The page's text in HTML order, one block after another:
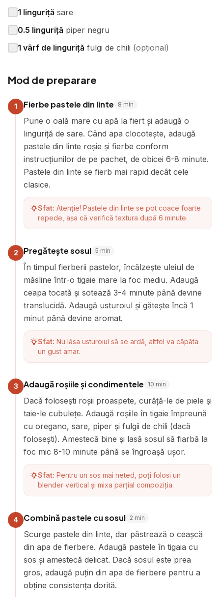
1 linguriță sare
0.5 linguriță piper negru
1 vârf de linguriță fulgi de chili (opțional)
Mod de preparare
1 Fierbe pastele din linte 8 min
Pune o oală mare cu apă la fiert și adaugă o
linguriță de sare. Când apa clocotește, adaugă
pastele din linte roșie și fierbe conform
instrucțiunilor de pe pachet, de obicei 6-8 minute.
Pastele din linte se fierb mai rapid decât cele
clasice.
Sfat: Atenție! Pastele din linte se pot coace foarte
repede, așa că verifică textura după 6 minute.
2 Pregătește sosul 5 min
În timpul fierberii pastelor, încălzește uleiul de
măsline într-o tigaie mare la foc mediu. Adaugă
ceapa tocată și sotează 3-4 minute până devine
translucidă. Adaugă usturoiul și gătește încă 1
minut până devine aromat.
Sfat: Nu lăsa usturoiul să se ardă, altfel va căpăta
un gust amar.
3 Adaugă roșiile și condimentele 10 min
Dacă folosești roșii proaspete, curăță-le de piele și
taie-le cubulețe. Adaugă roșiile în tigaie împreună
cu oregano, sare, piper și fulgii de chili (dacă
folosești). Amestecă bine și lasă sosul să fiarbă la
foc mic 8-10 minute până se îngroașă ușor.
Sfat: Pentru un sos mai neted, poți folosi un
blender vertical și mixa parțial compoziția.
4 Combină pastele cu sosul 2 min
Scurge pastele din linte, dar păstrează o ceașcă
din apa de fierbere. Adaugă pastele în tigaia cu
sos și amestecă delicat. Dacă sosul este prea
gros, adaugă puțin din apa de fierbere pentru a
obține consistența dorită.